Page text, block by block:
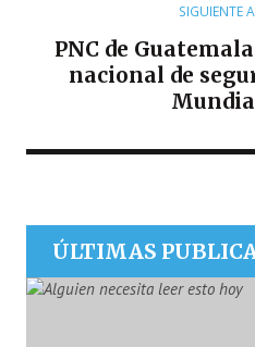
SIGUIENTE
PNC de
nacional de
ÚLTIMAS